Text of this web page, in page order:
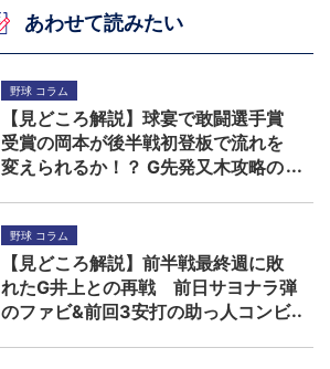
あわせて読みたい
野球 コラム
【見どころ解説】球宴で敢闘選手賞
受賞の岡本が後半戦初登板で流れを
変えられるか！？ G先発又木攻略の
野球 コラム
【見どころ解説】前半戦最終週に敗
れたG井上との再戦 前日サヨナラ弾
のファビ&前回3安打の助っ人コンビ